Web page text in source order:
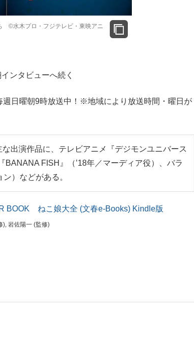
©水木プロ・フジテレビ・東映アニ
ンタビューへ続く
週日曜朝9時放送中！※地域により放送時間・曜日が
出演作品に、テレビアニメ『デジモンユニバース
FISH』（’18年／マーディア役）、バラ
）などがある。
BOOK ねこ娘大全 (文春e-Books) Kindle版
), 岩佐陽一 (監修)